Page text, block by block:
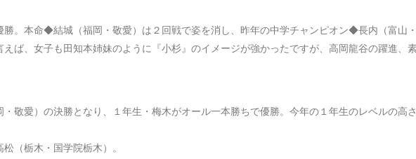
。本命◆結城（福岡・敬愛）は２回戦で姿を消し、昨年の中学チャンピオン◆長内（富山
ば、女子も田知本姉妹のように『小杉』のイメージが強かったですが、高岡龍谷の躍進、
敬愛）の決勝となり、１年生・梅木がオール一本勝ちで優勝。今年の１年生のレベルの高
（栃木・国学院栃木）。